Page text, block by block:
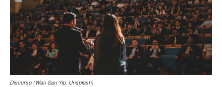
Discurso (Wan San Yip, Unsplash)